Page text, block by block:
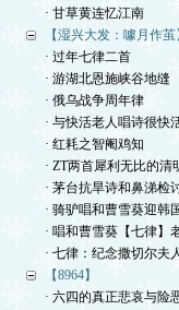
· 甘草黄连忆江南
【湿兴大发：噱月作茧
· 过年七律二首
· 游湖北恩施峡谷地缝
· 俄乌战争周年律
· 与快活老人唱诗很快
· 红耗之智阉鸡知
· ZT两首犀利无比的清
· 茅台抗旱诗和鼻涕检
· 骑驴唱和曹雪葵迎韩
· 唱和曹雪葵【七律】
· 七律：纪念撒切尔夫
【8964】
· 六四的真正悲哀与险